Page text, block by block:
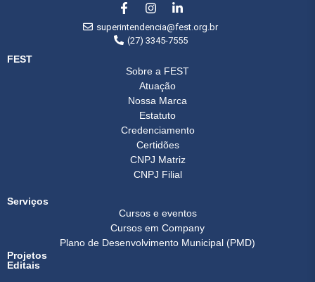
superintendencia@fest.org.br
(27) 3345-7555
FEST
Sobre a FEST
Atuação
Nossa Marca
Estatuto
Credenciamento
Certidões
CNPJ Matriz
CNPJ Filial
Serviços
Cursos e eventos
Cursos em Company
Plano de Desenvolvimento Municipal (PMD)
Projetos
Editais